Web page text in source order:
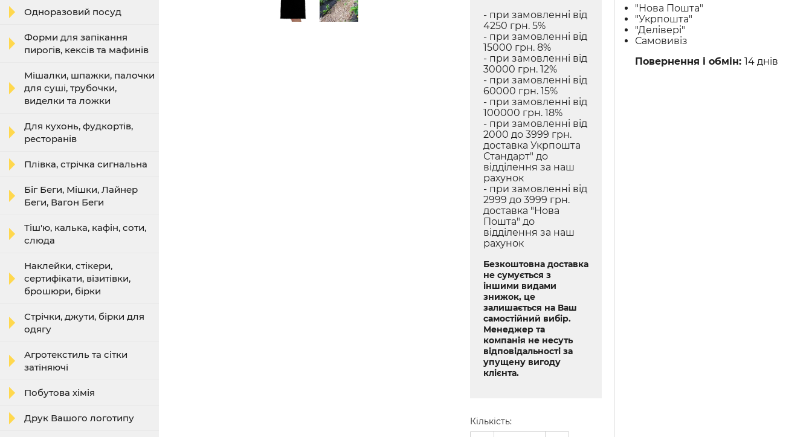
Одноразовий посуд
Форми для запікання
пирогів, кексів та мафинів
Мішалки, шпажки, палочки
для суші, трубочки,
виделки та ложки
Для кухонь, фудкортів,
ресторанів
Плівка, стрічка сигнальна
Біг Беги, Мішки, Лайнер
Беги, Вагон Беги
Тіш'ю, калька, кафін, соти,
слюда
Наклейки, стікери,
сертифікати, візитівки,
брошюри, бірки
Стрічки, джути, бірки для
одягу
Агротекстиль та сітки
затіняючі
Побутова хімія
Друк Вашого логотипу
- при замовленні від
4250 грн. 5%
- при замовленні від
15000 грн. 8%
- при замовленні від
30000 грн. 12%
- при замовленні від
60000 грн. 15%
- при замовленні від
100000 грн. 18%
- при замовленні від
2000 до 3999 грн.
доставка Укрпошта
Стандарт" до
відділення за наш
рахунок
- при замовленні від
2999 до 3999 грн.
доставка "Нова
Пошта" до
відділення за наш
рахунок
Безкоштовна доставка
не сумується з
іншими видами
знижок, це
залишається на Ваш
самостійний вибір.
Менеджер та
компанія не несуть
відповідальності за
упущену вигоду
клієнта.
Кількість:
"Нова Пошта"
"Укрпошта"
"Делівері"
Самовивіз
Повернення і обмін:14 днів